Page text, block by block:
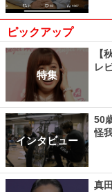
ピックアップ
特集
【
レ
インタビュー
50
怪
真